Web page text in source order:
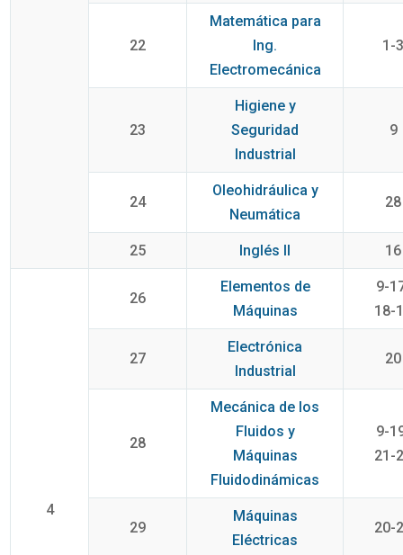
22
Matemática para
Ing.
Electromecánica
1-
23
Higiene y
Seguridad
Industrial
9
24
Oleohidráulica y
Neumática
28
25 Inglés II 16
4
26
Elementos de
Máquinas
9-
18-
27
Electrónica
Industrial
20
28
Mecánica de los
Fluidos y
Máquinas
Fluidodinámicas
9-
21-
29
Máquinas
Eléctricas
20-